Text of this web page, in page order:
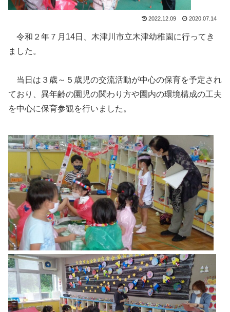
2022.12.09 2020.07.14
令和２年７月14日、木津川市立木津幼稚園に行ってき
ました。
当日は３歳～５歳児の交流活動が中心の保育を予定され
ており、異年齢の園児の関わり方や園内の環境構成の工夫
を中心に保育参観を行いました。